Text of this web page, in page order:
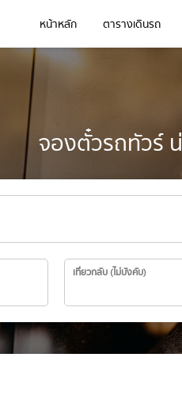
หน้าหลัก ตารางเดินรถ
จองตั๋วรถทัวร์
เที่ยวกลับ (ไม่บังคับ)